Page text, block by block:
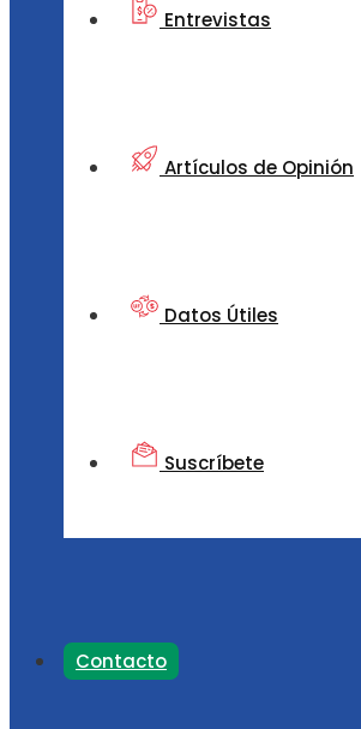
Entrevistas
Artículos de Opinión
Datos Útiles
Suscríbete
Contacto